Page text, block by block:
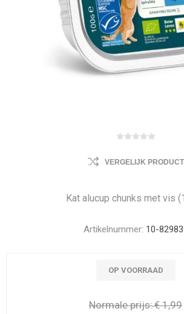
VERGELIJK PRODUCT
Kat alucup chunks met vis
Artikelnummer: 10-
OP VOORRAAD
Normale prijs:€ 1,99